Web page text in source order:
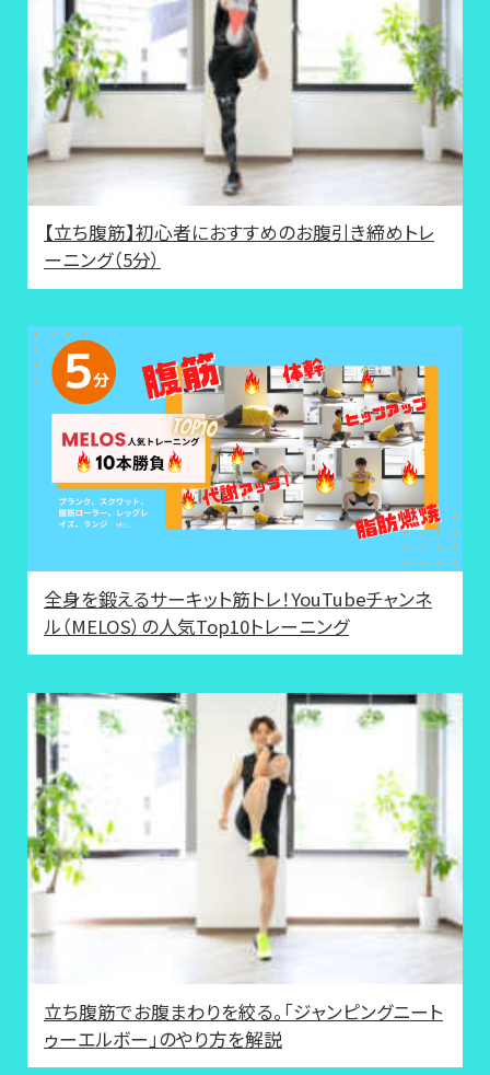
【立ち腹筋】初心者におすすめのお腹引き締めトレ
ーニング（5分）
全身を鍛えるサーキット筋トレ！YouTubeチャンネ
ル（MELOS）の人気Top10トレーニング
立ち腹筋でお腹まわりを絞る。「ジャンピングニート
ゥーエルボー」のやり方を解説